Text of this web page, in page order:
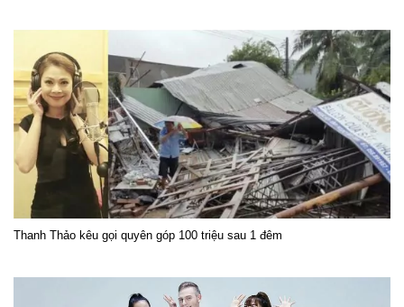
Thanh Thảo kêu gọi quyên góp 100 triệu sau 1 đêm